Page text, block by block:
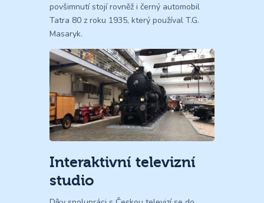
povšimnutí stojí rovněž i černý automobil
Tatra 80 z roku 1935, který používal T.G.
Masaryk.
Interaktivní televizní
studio